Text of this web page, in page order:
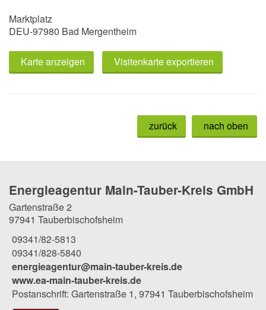
Marktplatz
DEU-97980 Bad Mergentheim
Karte anzeigen Visitenkarte exportieren
nach oben
zurück
Energieagentur Main-Tauber-Kreis GmbH
Gartenstraße 2
97941 Tauberbischofsheim
09341/82-5813
09341/828-5840
energieagentur@main-tauber-kreis.de
www.ea-main-tauber-kreis.de
Postanschrift: Gartenstraße 1, 97941 Tauberbischofsheim